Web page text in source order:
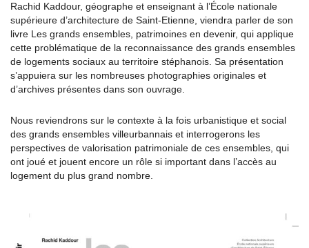
Rachid Kaddour, géographe et enseignant à l’École nationale
supérieure d’architecture de Saint-Etienne, viendra parler de son
livre Les grands ensembles, patrimoines en devenir, qui applique
cette problématique de la reconnaissance des grands ensembles
de logements sociaux au territoire stéphanois. Sa présentation
s’appuiera sur les nombreuses photographies originales et
d’archives présentes dans son ouvrage.
Nous reviendrons sur le contexte à la fois urbanistique et social
des grands ensembles villeurbannais et interrogerons les
perspectives de valorisation patrimoniale de ces ensembles, qui
ont joué et jouent encore un rôle si important dans l’accès au
logement du plus grand nombre.